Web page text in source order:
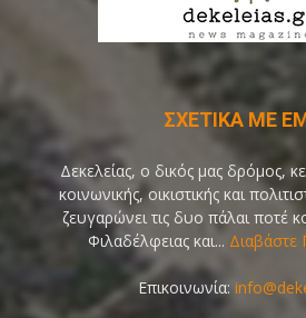
ΣΧΕΤΙΚΑ ΜΕ
Δεκελείας, ο δικός μας δρόμος,
κοινωνικής, οικιστικής και
ζευγαρώνει τις δυο πάλαι ποτέ
Φιλαδέλφειας και... Διαβάστε
Επικοινωνία: